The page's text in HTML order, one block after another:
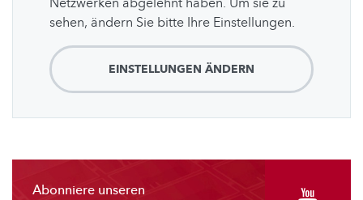
sehen, ändern Sie bitte Ihre Einstellungen.
EINSTELLUNGEN ÄNDERN
Abonniere unseren